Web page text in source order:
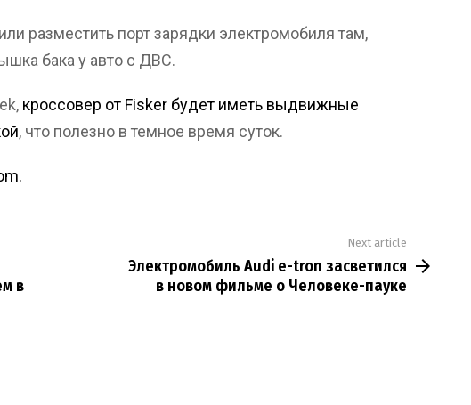
разместить порт зарядки электромобиля там,
бака у авто с ДВС.
кроссовер от Fisker будет иметь выдвижные
, что полезно в темное время суток.
в
Next article
Электромобиль Audi e-tron засветился
в новом фильме о Человеке-пауке